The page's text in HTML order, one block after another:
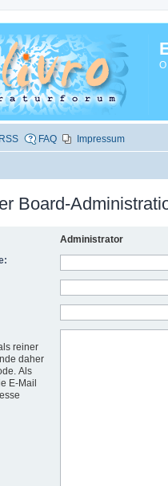
RSS FAQ Impressum
Board-
Administrator
reiner
daher
Als
E-Mail